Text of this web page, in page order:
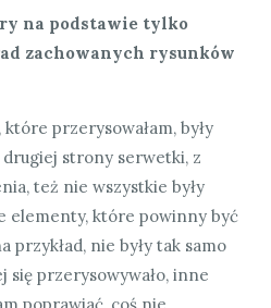
na podstawie tylko
zachowanych rysunków
przerysowałam, były
drugiej strony serwetki, z
też nie wszystkie były
elementy, które powinny być
przykład, nie były tak samo
się przerysowywało, inne